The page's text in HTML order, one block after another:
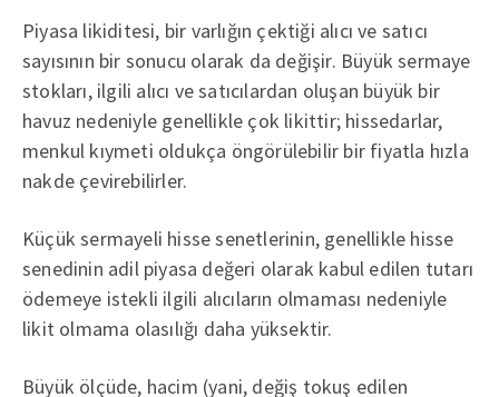
Piyasa likiditesi, bir varlığın çektiği alıcı ve satıcı
sayısının bir sonucu olarak da değişir. Büyük sermaye
stokları, ilgili alıcı ve satıcılardan oluşan büyük bir
havuz nedeniyle genellikle çok likittir; hissedarlar,
menkul kıymeti oldukça öngörülebilir bir fiyatla hızla
nakde çevirebilirler.
Küçük sermayeli hisse senetlerinin, genellikle hisse
senedinin adil piyasa değeri olarak kabul edilen tutarı
ödemeye istekli ilgili alıcıların olmaması nedeniyle
likit olmama olasılığı daha yüksektir.
Büyük ölçüde, hacim (yani, değiş tokuş edilen